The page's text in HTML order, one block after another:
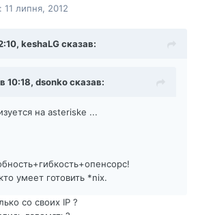
11 липня, 2012
keshaLG сказав:
10:18, dsonko сказав:
на asteriske ...
умеет готовить *nix.
со своих IP ?